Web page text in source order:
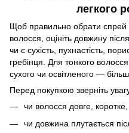
легкого
Щоб правильно обрати спрей
волосся, оцініть довжину
чи є сухість, пухнастість,
гребінця. Для тонкого
сухого чи освітленого —
Перед покупкою зверніть
чи волосся довге,
чи довжина плутається